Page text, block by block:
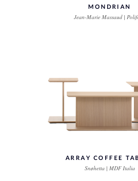
MONDRIAN
Jean-Marie Massaud |
ARRAY COFFEE
Snøhetta | MDF Italia